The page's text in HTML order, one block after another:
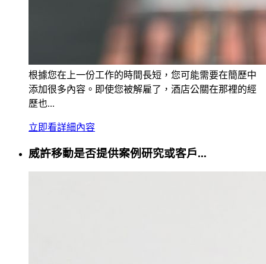
根據您在上一份工作的時間長短，您可能需要在簡歷中
添加很多內容。即使您被解雇了，酒店公關在那裡的經
歷也...
立即看詳細內容
威許移動是否提供案例研究或客戶...